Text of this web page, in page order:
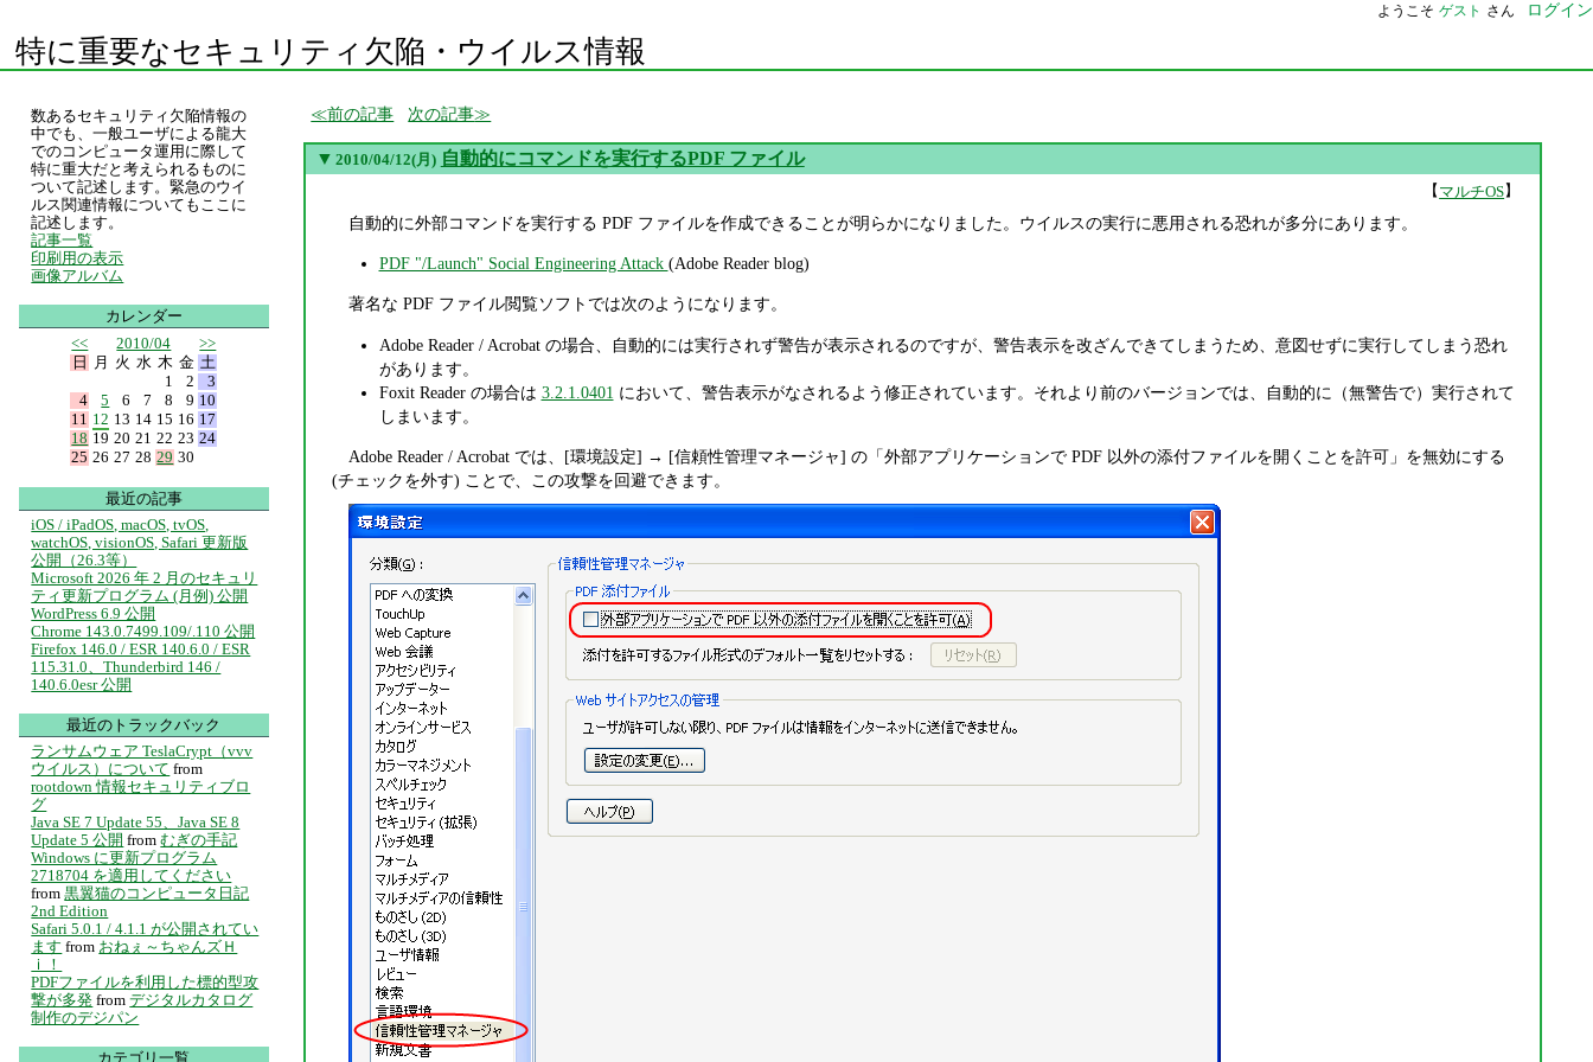
ようこそ ゲスト さん ログイン
特に重要なセキュリティ欠陥・ウイルス情報
前の記事 次の記事
▼ 2010/04/12(月) 自動的にコマンドを実行するPDF ファイル
【マルチOS】
自動的に外部コマンドを実行する PDF ファイルを作成できることが明らかになりました。ウイルスの実行に悪用される恐れが多分にあります。
PDF "/Launch" Social Engineering Attack (Adobe Reader blog)
著名な PDF ファイル閲覧ソフトでは次のようになります。
Adobe Reader / Acrobat の場合、自動的には実行されず警告が表示されるのですが、警告表示を改ざんできてしまうため、意図せずに実行してしまう恐れ
があります。
Foxit Reader の場合は 3.2.1.0401 において、警告表示がなされるよう修正されています。それより前のバージョンでは、自動的に（無警告で）実行されて
しまいます。
Adobe Reader / Acrobat では、[環境設定] → [信頼性管理マネージャ] の「外部アプリケーションで PDF 以外の添付ファイルを開くことを許可」を無効にする
(チェックを外す) ことで、この攻撃を回避できます。
数あるセキュリティ欠陥情報の
中でも、一般ユーザによる龍大
でのコンピュータ運用に際して
特に重大だと考えられるものに
ついて記述します。緊急のウイ
ルス関連情報についてもここに
記述します。
記事一覧
印刷用の表示
画像アルバム
カレンダー
<<
2010/04
>>
日
月 火 水 木 金 土
1
2
3
4
5 6 7 8 9 10
11 12 13 14 15 16 17
18 19 20 21 22 23 24
25 26 27 28 29 30
最近の記事
iOS / iPadOS, macOS, tvOS,
watchOS, visionOS, Safari 更新版
公開（26.3等）
Microsoft 2026 年 2 月のセキュリ
ティ更新プログラム (月例) 公開
WordPress 6.9 公開
Chrome 143.0.7499.109/.110 公開
Firefox 146.0 / ESR 140.6.0 / ESR
115.31.0、Thunderbird 146 /
140.6.0esr 公開
最近のトラックバック
ランサムウェア TeslaCrypt（vvv
ウイルス）について from
rootdown 情報セキュリティブロ
グ
Java SE 7 Update 55、Java SE 8
Update 5 公開 from むぎの手記
Windows に更新プログラム
2718704 を適用してください
from 黒翼猫のコンピュータ日記
2nd Edition
Safari 5.0.1 / 4.1.1 が公開されてい
ます from おねぇ～ちゃんズＨ
ｉ！
PDFファイルを利用した標的型攻
撃が多発 from デジタルカタログ
制作のデジパン
カテゴリ一覧